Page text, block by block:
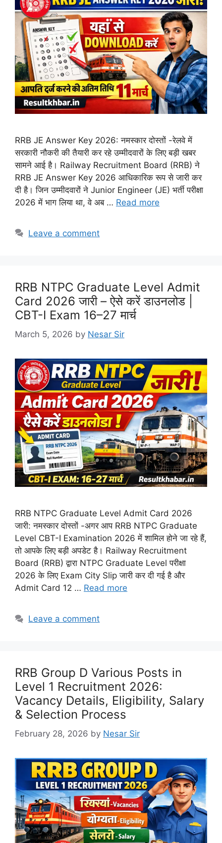
RRB JE Answer Key 2026: नमस्कार दोस्तों -रेलवे में
सरकारी नौकरी की तैयारी कर रहे उम्मीदवारों के लिए बड़ी खबर
सामने आई है। Railway Recruitment Board (RRB) ने
RRB JE Answer Key 2026 आधिकारिक रूप से जारी कर
दी है। जिन उम्मीदवारों ने Junior Engineer (JE) भर्ती परीक्षा
2026 में भाग लिया था, वे अब … Read more
Leave a comment
RRB NTPC Graduate Level Admit
Card 2026 जारी – ऐसे करें डाउनलोड |
CBT-I Exam 16–27 मार्च
March 5, 2026 by Nesar Sir
RRB NTPC Graduate Level Admit Card 2026
जारी: नमस्कार दोस्तों -अगर आप RRB NTPC Graduate
Level CBT-I Examination 2026 में शामिल होने जा रहे हैं,
तो आपके लिए बड़ी अपडेट है। Railway Recruitment
Board (RRB) द्वारा NTPC Graduate Level परीक्षा
2026 के लिए Exam City Slip जारी कर दी गई है और
Admit Card 12 … Read more
Leave a comment
RRB Group D Various Posts in
Level 1 Recruitment 2026:
Vacancy Details, Eligibility, Salary
& Selection Process
February 28, 2026 by Nesar Sir